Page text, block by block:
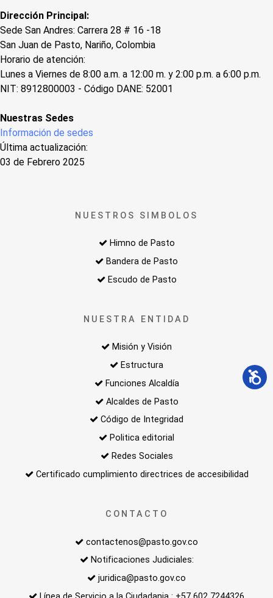
Dirección Principal:
Sede San Andres: Carrera 28 # 16 -18
San Juan de Pasto, Nariño, Colombia
Horario de atención:
Lunes a Viernes de 8:00 a.m. a 12:00 m. y 2:00 p.m. a 6:00 p.m.
NIT: 8912800003 - Código DANE: 52001
Nuestras Sedes
Información de sedes
Última actualización:
03 de Febrero 2025
NUESTROS SIMBOLOS
Himno de Pasto
Bandera de Pasto
Escudo de Pasto
NUESTRA ENTIDAD
Misión y Visión
Estructura
Funciones Alcaldía
Alcaldes de Pasto
Código de Integridad
Politica editorial
Redes Sociales
Certificado cumplimiento directrices de accesibilidad
CONTACTO
contactenos@pasto.gov.co
Notificaciones Judiciales:
juridica@pasto.gov.co